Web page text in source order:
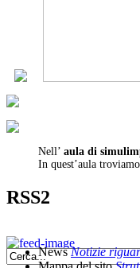
Nell’ aula di
In quest’aula
RSS2
NewsNotizie